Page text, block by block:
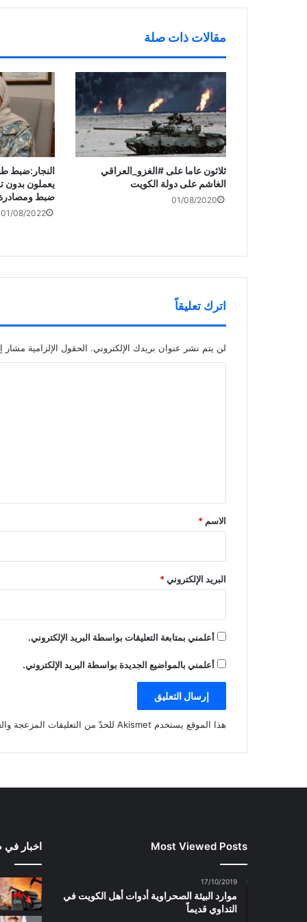
د
مقالات ذات صلة
ثلاثون عاما على #الغزو_العراقي
الغاشم على دولة الكويت
01/08/2020
النجار:ضبط
يعملون بدون
ضبط ومصادرة
01/08/2022
اترك تعليقاً
لن يتم نشر عنوان بريدك الإلكتروني. الحقول الإلزامية مشار
*
الاسم *
البريد الإلكتروني*
أعلمني بمتابعة التعليقات بواسطة البريد الإلكتروني.
أعلمني بالمواضيع الجديدة بواسطة البريد الإلكتروني.
هذا الموقع يستخدم Akismet للحدّ من التعليقات المزعجة والغير مرغوبة.
Most Viewed Posts
17/10/2019
موارد البيئة الصحراوية أدوات أهل الكويت في
التداوي قديماً
اخبار في